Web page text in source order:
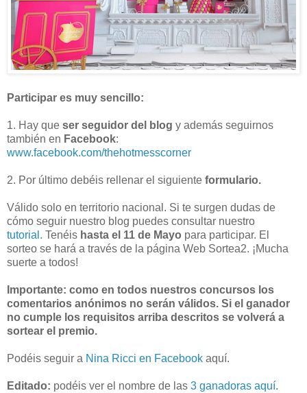
Participar es muy sencillo:
1. Hay que ser seguidor del blog y además seguirnos
también en Facebook:
www.facebook.com/thehotmesscorner
2. Por último debéis rellenar el siguiente formulario.
Válido solo en territorio nacional. Si te surgen dudas de
cómo seguir nuestro blog puedes consultar nuestro
tutorial. Tenéis hasta el 11 de Mayo para participar. El
sorteo se hará a través de la página Web Sortea2. ¡Mucha
suerte a todos!
Importante: como en todos nuestros concursos los
comentarios anónimos no serán válidos. Si el ganador
no cumple los requisitos arriba descritos se volverá a
sortear el premio.
Podéis seguir a Nina Ricci en Facebook aquí.
Editado: podéis ver el nombre de las 3 ganadoras aquí.